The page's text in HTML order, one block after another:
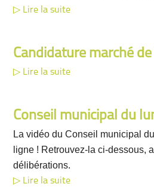
Lire la suite
Candidature marché
Lire la suite
Conseil municipal du
La vidéo du Conseil municipal
ligne ! Retrouvez-la ci-dessous,
délibérations.
Lire la suite